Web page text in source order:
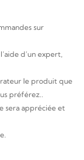
sur
d’un expert,
le produit que
préférez..
sera appréciée et